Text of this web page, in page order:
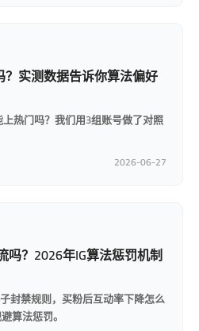
实测数据告诉你算法偏好
热门吗？我们用3组账号做了对照
2026-06-27
吗？2026年IG算法惩罚机制
封禁规则，买粉后互动率下降怎么
算法惩罚。